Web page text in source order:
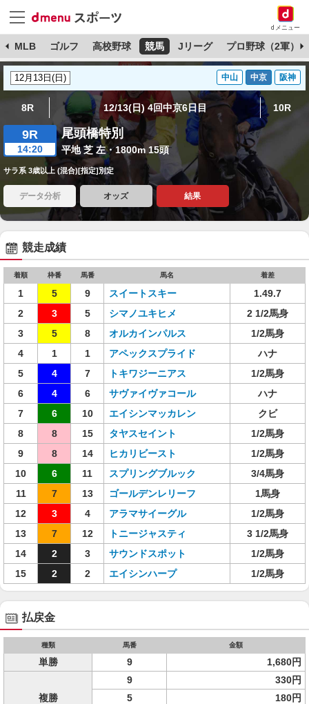
dメニュー
MLB ゴルフ 高校野球 競馬 Jリーグ プロ野球（2軍）
中山 中京 阪神
8R 12/13(日) 4回中京6日目 10R
9R
14:20
尾頭橋特別
平地 芝 左・1800m 15頭
サラ系 3歳以上 (混合)[指定]別定
データ分析 オッズ 結果
競走成績
着順 枠番 馬番 馬名 着差
1 5 9 スイートスキー
1.49.7
2
3 5 シマノユキヒメ
2 1/2馬身
3
5 8 オルカインパルス
1/2馬身
4
1 1 アペックスプライド
ハナ
5
4 7 トキワジーニアス
1/2馬身
6
4 6 サヴァイヴァコール
ハナ
7
6 10 エイシンマッカレン
クビ
8
8 15 タヤスセイント
1/2馬身
9
8 14 ヒカリビースト
1/2馬身
10
6 11 スプリングブルック
3/4馬身
11
7 13 ゴールデンレリーフ
1馬身
12
3 4 アラマサイーグル
1/2馬身
13
7 12 トニージャスティ
3 1/2馬身
14
2 3 サウンドスポット
1/2馬身
15
2 2 エイシンハープ 1/2馬身
払戻金
種類 馬番 金額
単勝 9 1,680円
複勝
9
330円
5
180円